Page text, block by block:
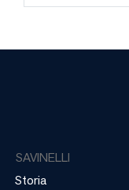
SAVINELLI
Storia